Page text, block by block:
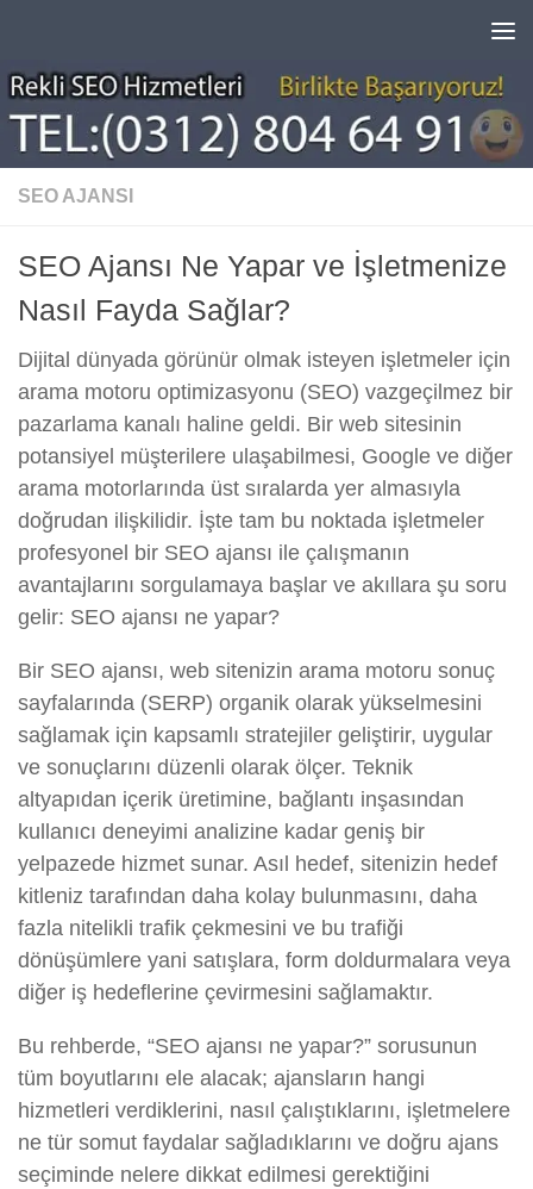
SEO AJANSI
SEO Ajansı Ne Yapar ve İşletmenize
Nasıl Fayda Sağlar?
Dijital dünyada görünür olmak isteyen işletmeler için
arama motoru optimizasyonu (SEO) vazgeçilmez bir
pazarlama kanalı haline geldi. Bir web sitesinin
potansiyel müşterilere ulaşabilmesi, Google ve diğer
arama motorlarında üst sıralarda yer almasıyla
doğrudan ilişkilidir. İşte tam bu noktada işletmeler
profesyonel bir SEO ajansı ile çalışmanın
avantajlarını sorgulamaya başlar ve akıllara şu soru
gelir: SEO ajansı ne yapar?
Bir SEO ajansı, web sitenizin arama motoru sonuç
sayfalarında (SERP) organik olarak yükselmesini
sağlamak için kapsamlı stratejiler geliştirir, uygular
ve sonuçlarını düzenli olarak ölçer. Teknik
altyapıdan içerik üretimine, bağlantı inşasından
kullanıcı deneyimi analizine kadar geniş bir
yelpazede hizmet sunar. Asıl hedef, sitenizin hedef
kitleniz tarafından daha kolay bulunmasını, daha
fazla nitelikli trafik çekmesini ve bu trafiği
dönüşümlere yani satışlara, form doldurmalara veya
diğer iş hedeflerine çevirmesini sağlamaktır.
Bu rehberde, “SEO ajansı ne yapar?” sorusunun
tüm boyutlarını ele alacak; ajansların hangi
hizmetleri verdiklerini, nasıl çalıştıklarını, işletmelere
ne tür somut faydalar sağladıklarını ve doğru ajans
seçiminde nelere dikkat edilmesi gerektiğini